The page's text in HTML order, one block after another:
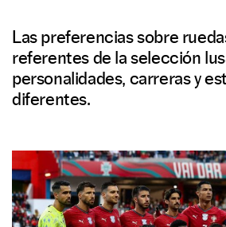
Las preferencias sobre
referentes de la selección
personalidades, carreras y
diferentes.